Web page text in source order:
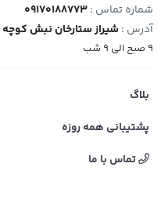
شماره تماس :09170188773
آدرس :شیراز ستارخان نبش کوچه 12 ساختمان کسما طبقه 1 واحد 1
9 صبح الی 9 شب
بلاگ
پشتیبانی همه روزه
تماس با ما